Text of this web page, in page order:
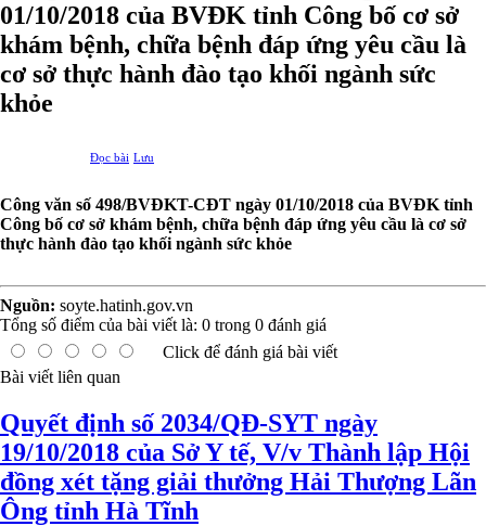
01/10/2018 của BVĐK tỉnh Công bố cơ sở
khám bệnh, chữa bệnh đáp ứng yêu cầu là
cơ sở thực hành đào tạo khối ngành sức
khỏe
Đọc bài Lưu
Công văn số 498/BVĐKT-CĐT ngày 01/10/2018 của BVĐK tỉnh
Công bố cơ sở khám bệnh, chữa bệnh đáp ứng yêu cầu là cơ sở
thực hành đào tạo khối ngành sức khỏe
Nguồn: soyte.hatinh.gov.vn
Tổng số điểm của bài viết là: 0 trong 0 đánh giá
Click để đánh giá bài viết
Bài viết liên quan
Quyết định số 2034/QĐ-SYT ngày
19/10/2018 của Sở Y tế, V/v Thành lập Hội
đồng xét tặng giải thưởng Hải Thượng Lãn
Ông tỉnh Hà Tĩnh